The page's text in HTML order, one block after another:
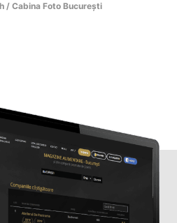
/ Cabina Foto București